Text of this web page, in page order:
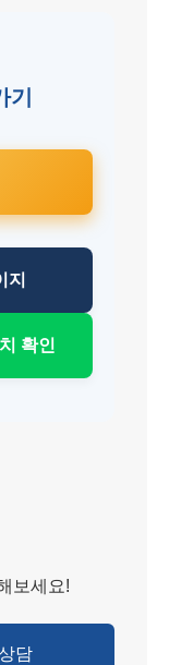
지
확인
보세요!
담